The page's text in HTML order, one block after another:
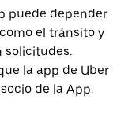
puede depender
el tránsito y
solicitudes.
la app de Uber
de la App.